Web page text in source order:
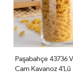
Paşabahçe 43736
Cam Kavanoz 4'lü